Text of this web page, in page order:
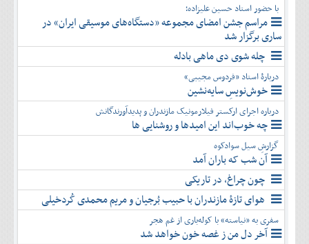
با حضور استاد حسین علیزاده؛
مراسم جشن امضای مجموعه «دستگاه‌های موسیقی ایران» در
ساری برگزار شد
چله شوی دی ماهی بادله
دربارۀ استاد «فردوس مجیبی»
خوش‌نویسِ سایه‌نشین
درباره اجرای ارکستر فیلارمونیک مازندران و پدیدآورندگانش
چه خوب‌اند این امیدها و روشنایی ها
گزارشِ سیل سوادکوه
آن شب که باران آمد
چون چراغ، در تاریکی
هوای تازۀ مازندران با حبیب بُرجیان و مریم محمدی کُردخیلی
سفری به «نیاسته» با کوله‌باری از غم هجر
آخر دل من ز غصه خون خواهد شد